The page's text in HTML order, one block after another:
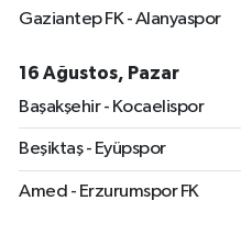
Gaziantep FK - Alanyaspor
16 Ağustos, Pazar
Başakşehir - Kocaelispor
Beşiktaş - Eyüpspor
Amed - Erzurumspor FK